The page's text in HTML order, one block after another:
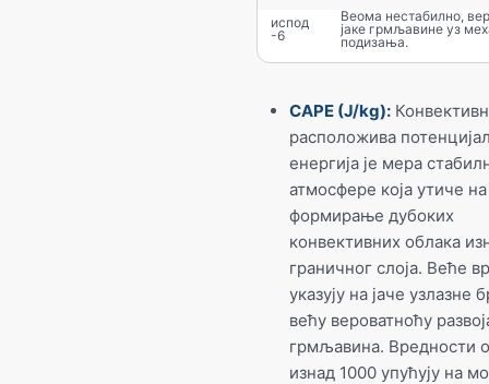
испод
-6
Веома нестабилно,
јаке грмљавине уз
подизања.
CAPE (J/kg):
расположива
енергија је мера
атмосфере која утиче на
формирање дубоких
конвективних облака
граничног слоја. Веће
указују на јаче узлазне
већу вероватноћу
грмљавина. Вредности
изнад 1000 упућују на